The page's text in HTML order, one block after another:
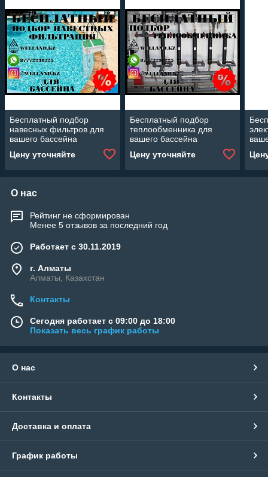
Бесплатный подбор
навесных фильтров для
вашего бассейна
Цену уточняйте
Бесплатный подбор
теплообменника для
вашего бассейна
Цену уточняйте
О нас
Рейтинг не сформирован
Менее 5 отзывов за последний год
Работает с 30.11.2019
г. Алматы
Алматы, Казахстан
Контакты
Сегодня работает с 09:00 до 18:00
Показать весь график работы
О нас
Контакты
Доставка и оплата
График работы